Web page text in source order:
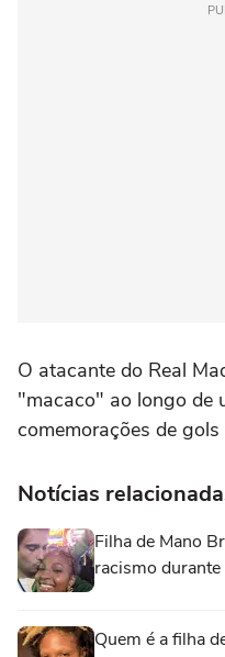
O atacante do Real
"macaco" ao longo de
comemorações de
Notícias
Filha de Mano
racismo
Quem é a filha